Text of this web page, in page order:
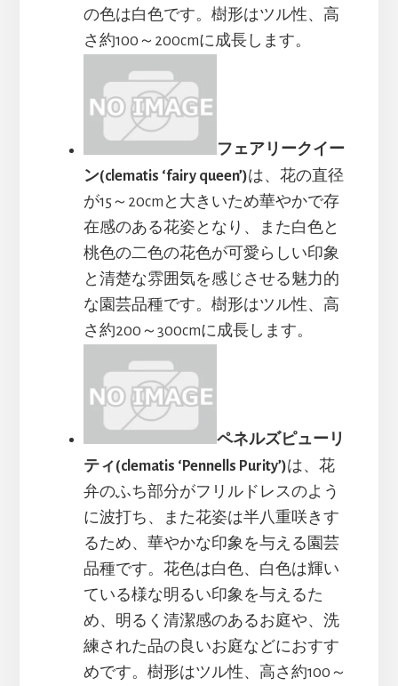
の色は白色です。樹形はツル性、高
さ約100～200cmに成長します。
フェアリークイー
ン(clematis ‘fairy queen’)は、花の直径
が15～20cmと大きいため華やかで存
在感のある花姿となり、また白色と
桃色の二色の花色が可愛らしい印象
と清楚な雰囲気を感じさせる魅力的
な園芸品種です。樹形はツル性、高
さ約200～300cmに成長します。
ペネルズピューリ
ティ(clematis ‘Pennells Purity’)は、花
弁のふち部分がフリルドレスのよう
に波打ち、また花姿は半八重咲きす
るため、華やかな印象を与える園芸
品種です。花色は白色、白色は輝い
ている様な明るい印象を与えるた
め、明るく清潔感のあるお庭や、洗
練された品の良いお庭などにおすす
めです。樹形はツル性、高さ約100～